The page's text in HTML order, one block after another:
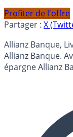
Profiter de l'offre
Partager : X
Allianz Banque,
Allianz Banque.
épargne Allianz